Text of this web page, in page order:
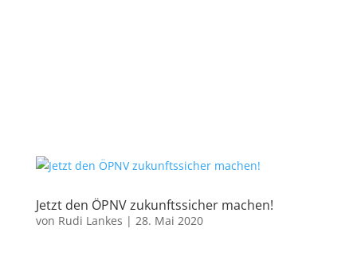
Jetzt den ÖPNV zukunftssicher machen!
von Rudi Lankes | 28. Mai 2020